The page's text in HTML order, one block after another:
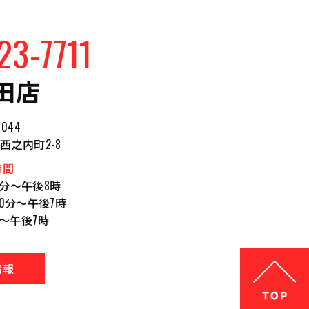
7711
店
之内町2-8
～午後8時
分～午後7時
午後7時